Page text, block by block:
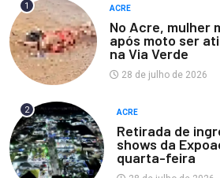
1 ACRE
No Acre, mulher
após moto ser
na Via Verde
28 de julho de 2026
2 ACRE
Retirada de
shows da
quarta-feira